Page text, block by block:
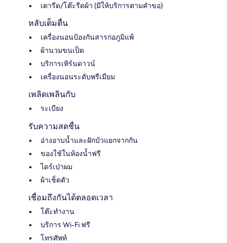
เตารีด/โต๊ะรีดผ้า (มีให้บริการตามคำขอ)
หลับเต็มตื่น
เครื่องนอนป้องกันสารก่อภูมิแพ้
ผ้านวมขนเป็ด
บริการเทิร์นดาวน์
เครื่องนอนระดับพรีเมียม
เพลิดเพลินกับ
ระเบียง
รับความสดชื่น
อ่างอาบน้ำและฝักบัวแยกจากกัน
ของใช้ในห้องน้ำฟรี
ไดร์เป่าผม
ผ้าเช็ดตัว
เชื่อมถึงกันได้ตลอดเวลา
โต๊ะทำงาน
บริการ Wi-Fi ฟรี
โทรศัพท์